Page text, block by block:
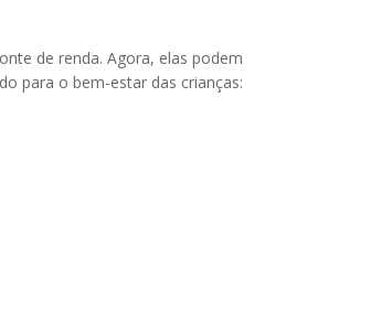
de renda. Agora, elas podem
para o bem-estar das crianças: